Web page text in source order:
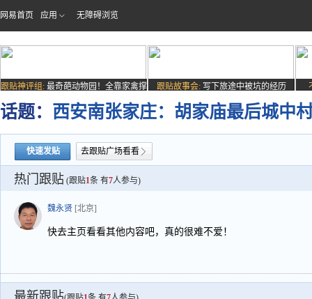
网易首页 应用 无障碍浏览
跟贴神评组: 最奇葩动物园！全靠家禽撑
场子
跟贴故事会: 写下旅途中被坑的经历
话题： 西安南张家庄：胡家庙最后城中
快速发贴 去跟贴广场看看
热门跟贴 (跟贴1条 有7人参与)
魏永贤 [北京]
快去主页看看其他内容吧，真的很难不爱！
最新跟贴